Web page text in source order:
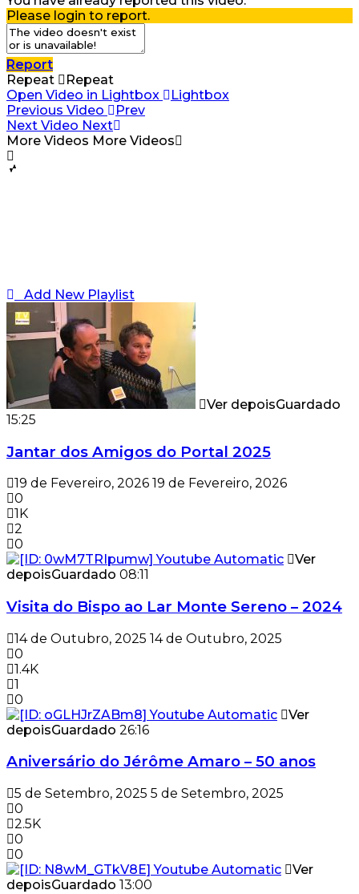
Please login to report.
Report
Repeat
Repeat
Open Video in Lightbox
Lightbox
Previous Video
Prev
Next Video Next
More Videos More Videos
Add New Playlist
Ver depoisGuardado
15:25
Jantar dos Amigos do Portal 2025
19 de Fevereiro, 2026 19 de Fevereiro, 2026
0
1K
2
0
Ver
depoisGuardado 08:11
Visita do Bispo ao Lar Monte Sereno – 2024
14 de Outubro, 2025 14 de Outubro, 2025
0
1.4K
1
0
Ver
depoisGuardado 26:16
Aniversário do Jérôme Amaro – 50 anos
5 de Setembro, 2025 5 de Setembro, 2025
0
2.5K
0
0
Ver
depoisGuardado 13:00